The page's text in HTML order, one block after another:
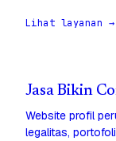
Lihat layanan →
Jasa Bikin
Website profil
legalitas,